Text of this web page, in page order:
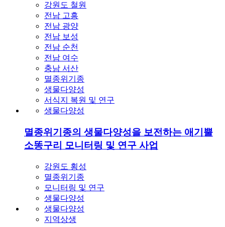
강원도 철원
전남 고흥
전남 광양
전남 보성
전남 순천
전남 여수
충남 서산
멸종위기종
생물다양성
서식지 복원 및 연구
생물다양성
멸종위기종의 생물다양성을 보전하는 애기뿔
소똥구리 모니터링 및 연구 사업
강원도 횡성
멸종위기종
모니터링 및 연구
생물다양성
생물다양성
지역상생